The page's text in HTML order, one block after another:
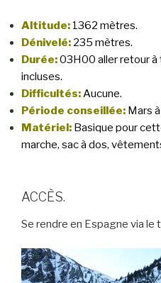
Altitude: 1362 mètres.
Dénivelé: 235 mètres.
Durée:03H00 aller retour à
incluses.
Difficultés:Aucune.
Période conseillée: Mars
Matériel: Basique pour
marche, sac à dos,
ACCÈS.
Se rendre en Espagne via le